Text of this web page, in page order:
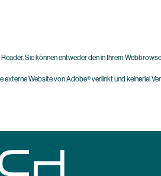
Sie können entweder den in Ihrem
externe Website von Adobe® verlinkt und keinerlei